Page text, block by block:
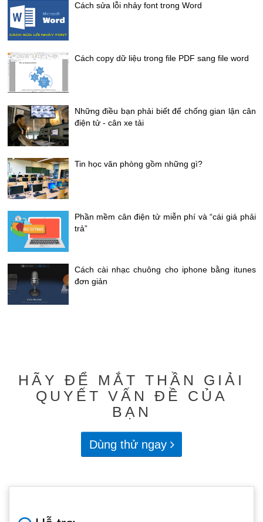
Cách sửa lỗi nhảy font trong Word
Cách copy dữ liệu trong file PDF sang file word
Những điều bạn phải biết để chống gian lận cân
điện tử - cân xe tải
Tin học văn phòng gồm những gì?
Phần mềm cân điện tử miễn phí và “cái giá phải
trả”
Cách cài nhạc chuông cho iphone bằng itunes
đơn giản
HÃY ĐỂ MẮT THẦN GIẢI
QUYẾT VẤN ĐỀ CỦA
BẠN
Dùng thử ngay